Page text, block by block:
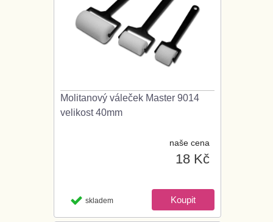
Molitanový váleček Master 9014
velikost 40mm
naše cena
18 Kč
skladem